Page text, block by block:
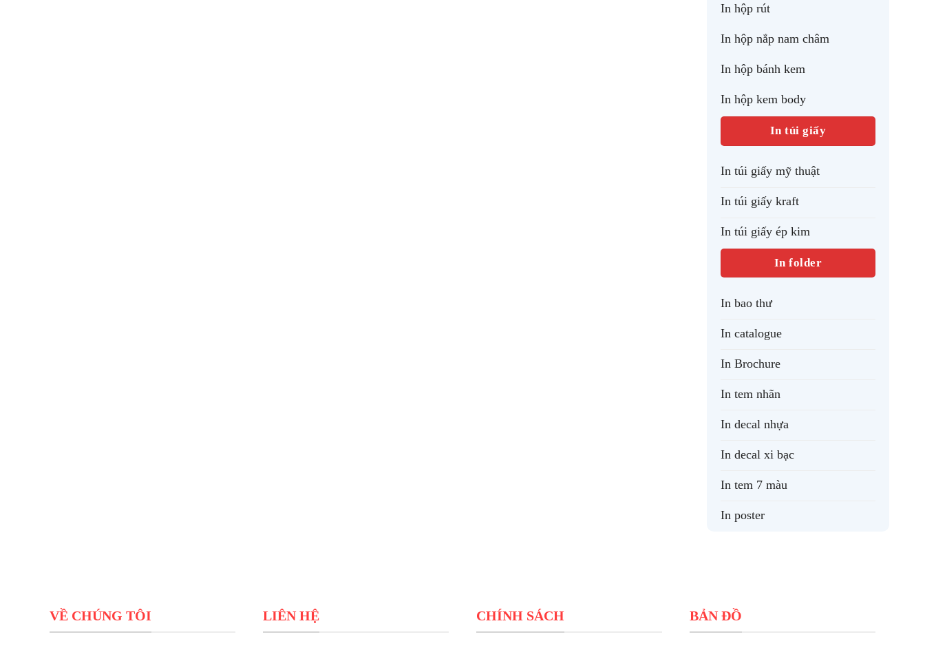
In hộp rút
In hộp nắp nam châm
In hộp bánh kem
In hộp kem body
In túi giấy
In túi giấy mỹ thuật
In túi giấy kraft
In túi giấy ép kim
In folder
In bao thư
In catalogue
In Brochure
In tem nhãn
In decal nhựa
In decal xi bạc
In tem 7 màu
In poster
VỀ CHÚNG TÔI LIÊN HỆ CHÍNH SÁCH BẢN ĐỒ